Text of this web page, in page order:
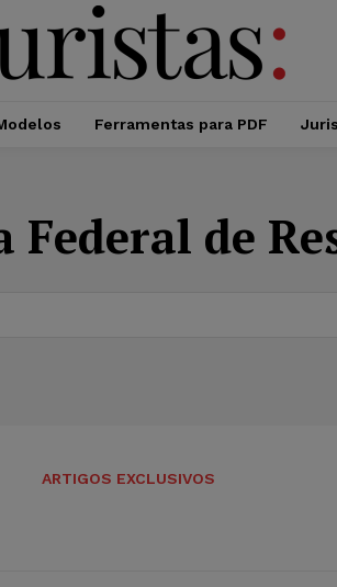
Ferramentas para PDF
Federal de
ARTIGOS EXCLUSIVOS